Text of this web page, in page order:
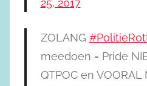
ZOLANG
meedoen = Pride
QTPOC en